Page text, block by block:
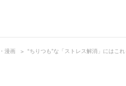
漫画 “ちりつも”な「ストレス解消」にはこれ